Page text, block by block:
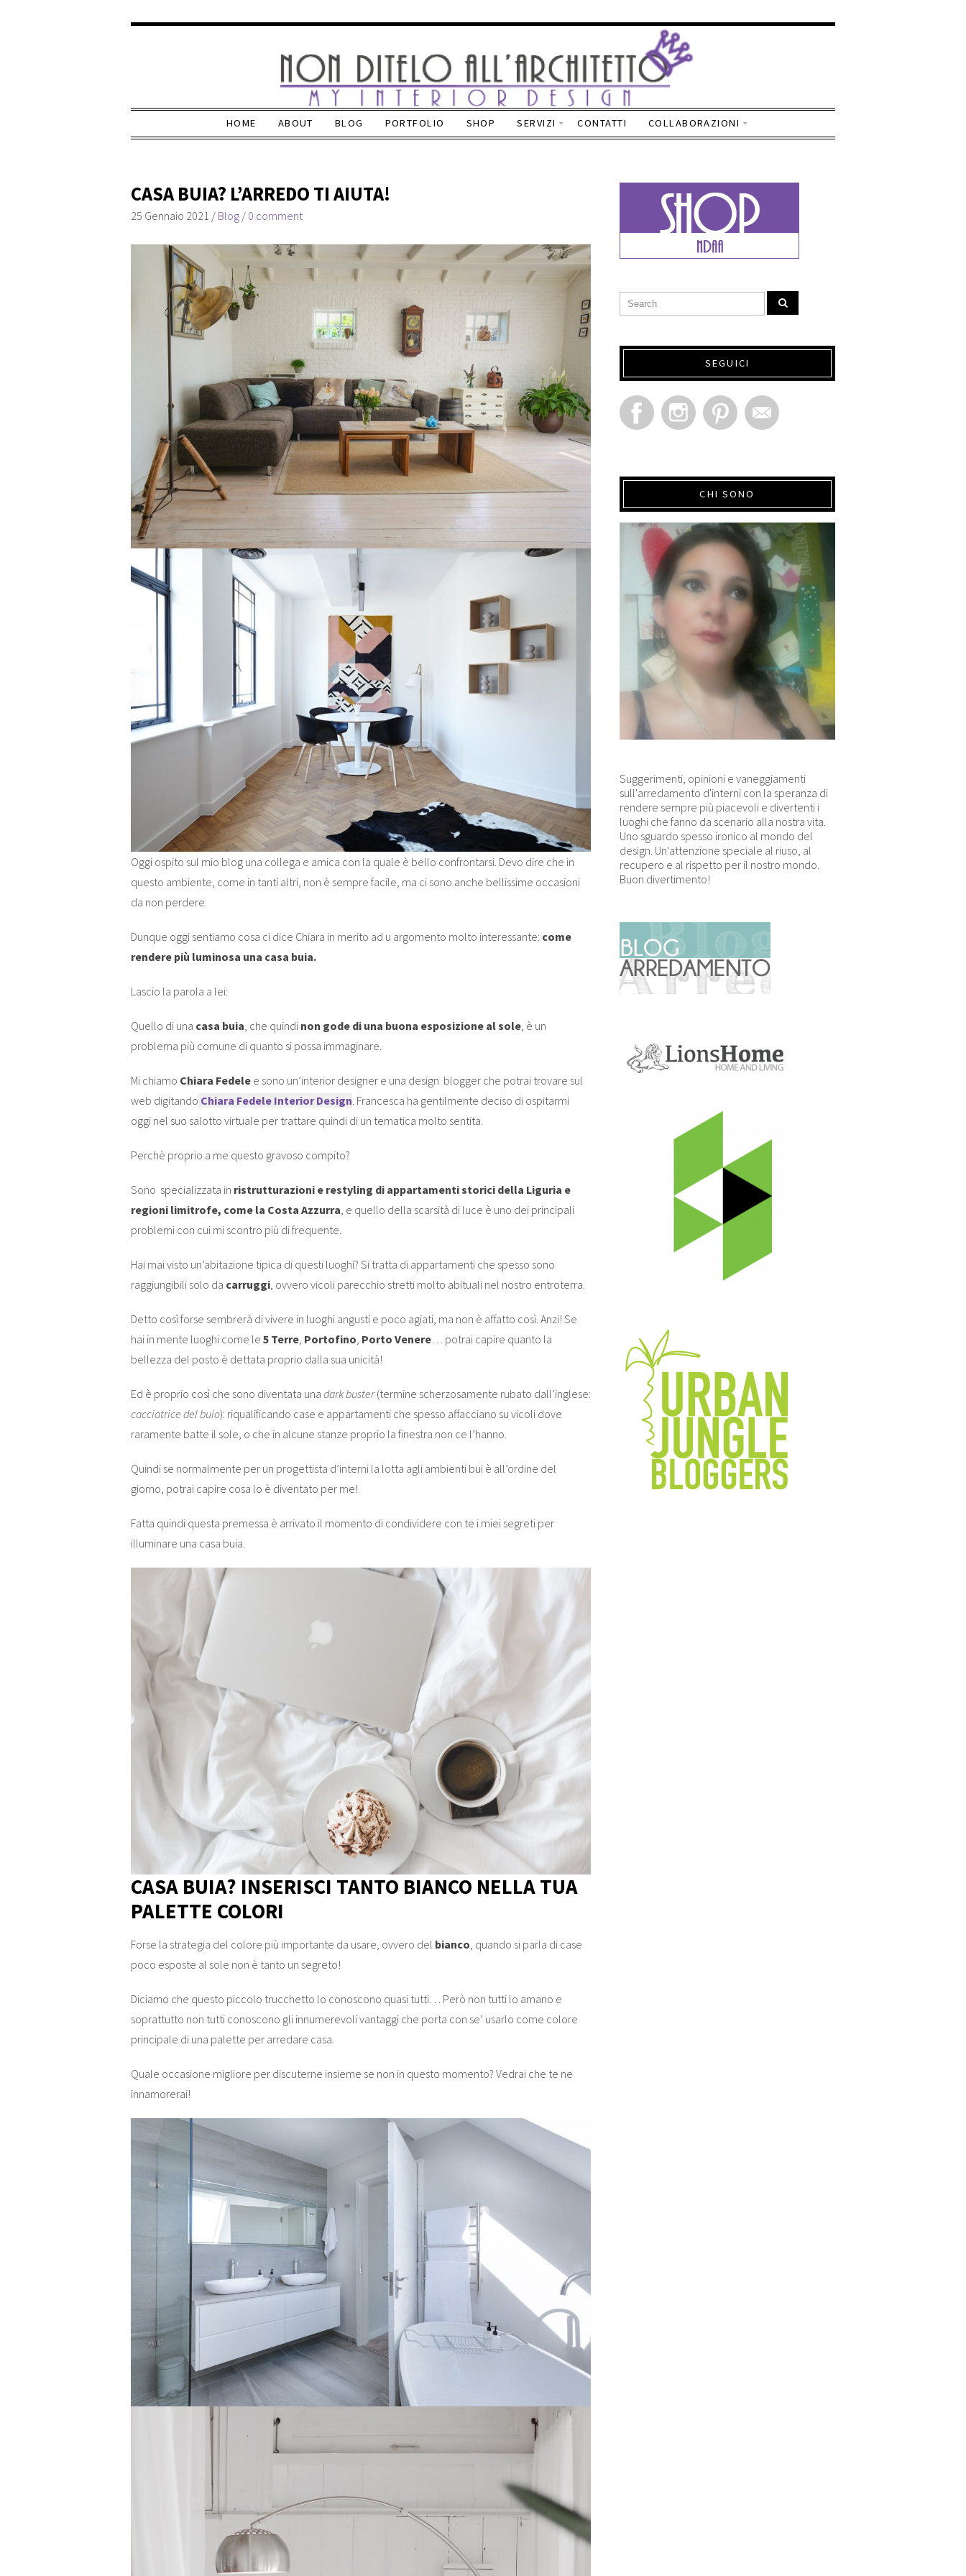
HOME ABOUT BLOG PORTFOLIO SHOP SERVIZI CONTATTI COLLABORAZIONI
CASA BUIA? L’ARREDO TI AIUTA!
25 Gennaio 2021 / Blog / 0 comment
Oggi ospito sul mio blog una collega e amica con la quale è bello confrontarsi. Devo dire che in
questo ambiente, come in tanti altri, non è sempre facile, ma ci sono anche bellissime occasioni
da non perdere.
Dunque oggi sentiamo cosa ci dice Chiara in merito ad u argomento molto interessante: come
rendere più luminosa una casa buia.
Lascio la parola a lei:
Quello di una casa buia, che quindi non gode di una buona esposizione al sole, è un
problema più comune di quanto si possa immaginare.
Mi chiamo Chiara Fedele e sono un’interior designer e una design blogger che potrai trovare sul
web digitando Chiara Fedele Interior Design. Francesca ha gentilmente deciso di ospitarmi
oggi nel suo salotto virtuale per trattare quindi di un tematica molto sentita.
Perchè proprio a me questo gravoso compito?
Sono specializzata in ristrutturazioni e restyling di appartamenti storici della Liguria e
regioni limitrofe, come la Costa Azzurra, e quello della scarsità di luce è uno dei principali
problemi con cui mi scontro più di frequente.
Hai mai visto un’abitazione tipica di questi luoghi? Si tratta di appartamenti che spesso sono
raggiungibili solo da carruggi, ovvero vicoli parecchio stretti molto abituali nel nostro entroterra.
Detto così forse sembrerà di vivere in luoghi angusti e poco agiati, ma non è affatto così. Anzi! Se
hai in mente luoghi come le 5 Terre, Portofino, Porto Venere… potrai capire quanto la
bellezza del posto è dettata proprio dalla sua unicità!
Ed è proprio così che sono diventata una dark buster(termine scherzosamente rubato dall’inglese:
cacciatrice del buio): riqualificando case e appartamenti che spesso affacciano su vicoli dove
raramente batte il sole, o che in alcune stanze proprio la finestra non ce l’hanno.
Quindi se normalmente per un progettista d’interni la lotta agli ambienti bui è all’ordine del
giorno, potrai capire cosa lo è diventato per me!
Fatta quindi questa premessa è arrivato il momento di condividere con te i miei segreti per
illuminare una casa buia.
CASA BUIA? INSERISCI TANTO BIANCO NELLA TUA
PALETTE COLORI
Forse la strategia del colore più importante da usare, ovvero del bianco , quando si parla di case
poco esposte al sole non è tanto un segreto!
Diciamo che questo piccolo trucchetto lo conoscono quasi tutti… Però non tutti lo amano e
soprattutto non tutti conoscono gli innumerevoli vantaggi che porta con se’ usarlo come colore
principale di una palette per arredare casa.
Quale occasione migliore per discuterne insieme se non in questo momento? Vedrai che te ne
innamorerai!
SEGUICI
CHI SONO
Suggerimenti, opinioni e vaneggiamenti
sull'arredamento d'interni con la speranza di
rendere sempre più piacevoli e divertenti i
luoghi che fanno da scenario alla nostra vita.
Uno sguardo spesso ironico al mondo del
design. Un'attenzione speciale al riuso, al
recupero e al rispetto per il nostro mondo.
Buon divertimento!